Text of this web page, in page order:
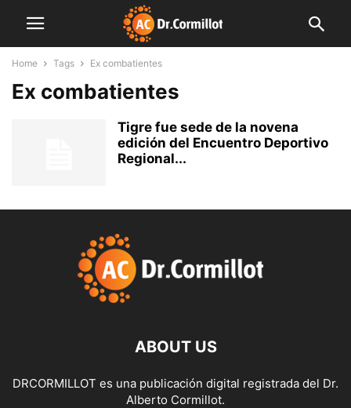
Home Tags Ex combatientes
Ex combatientes
Tigre fue sede de la novena
edición del Encuentro Deportivo
Regional...
ABOUT US
DRCORMILLOT es una publicación digital registrada del Dr.
Alberto Cormillot.